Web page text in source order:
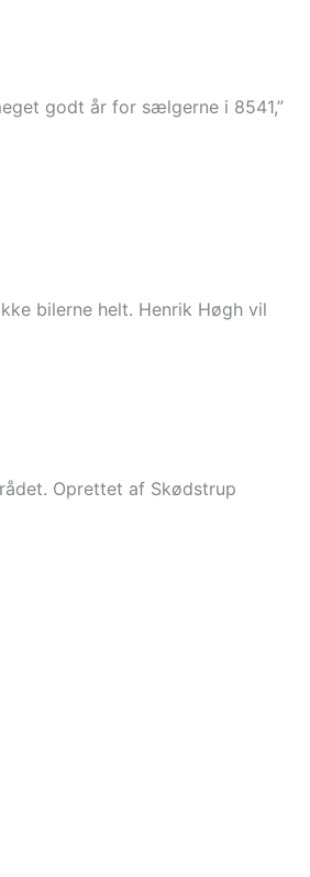
godt år for sælgerne i 8541,”
bilerne helt. Henrik Høgh vil
Oprettet af Skødstrup